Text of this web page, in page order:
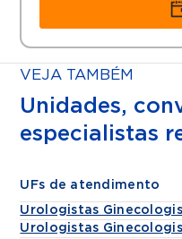
VEJA TAMBÉM
Unidades,
especialistas
UFs de atendimento
Urologistas
Urologistas